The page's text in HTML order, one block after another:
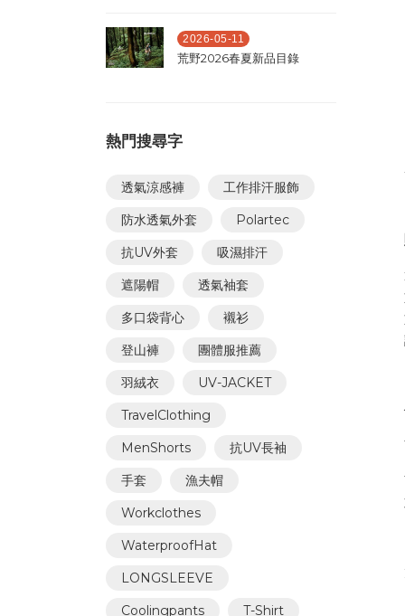
2026-05-11
荒野2026春夏新品目錄
熱門搜尋字
透氣涼感褲
工作排汗服飾
防水透氣外套
Polartec
抗UV外套
吸濕排汗
遮陽帽
透氣袖套
多口袋背心
襯衫
登山褲
團體服推薦
羽絨衣
UV-JACKET
TravelClothing
MenShorts
抗UV長袖
手套
漁夫帽
Workclothes
WaterproofHat
LONGSLEEVE
Coolingpants
T-Shirt